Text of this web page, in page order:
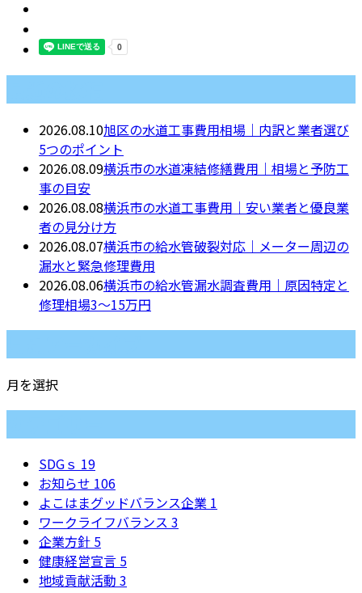
2026.08.10旭区の水道工事費用相場｜内訳と業者選び
5つのポイント
2026.08.09横浜市の水道凍結修繕費用｜相場と予防工
事の目安
2026.08.08横浜市の水道工事費用｜安い業者と優良業
者の見分け方
2026.08.07横浜市の給水管破裂対応｜メーター周辺の
漏水と緊急修理費用
2026.08.06横浜市の給水管漏水調査費用｜原因特定と
修理相場3〜15万円
月を選択
SDGｓ 19
お知らせ 106
よこはまグッドバランス企業 1
ワークライフバランス 3
企業方針 5
健康経営宣言 5
地域貢献活動 3